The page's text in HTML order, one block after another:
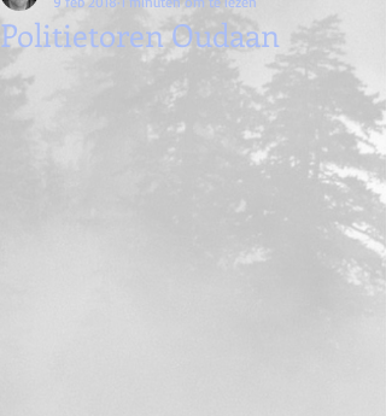
Politietoren Oudaan